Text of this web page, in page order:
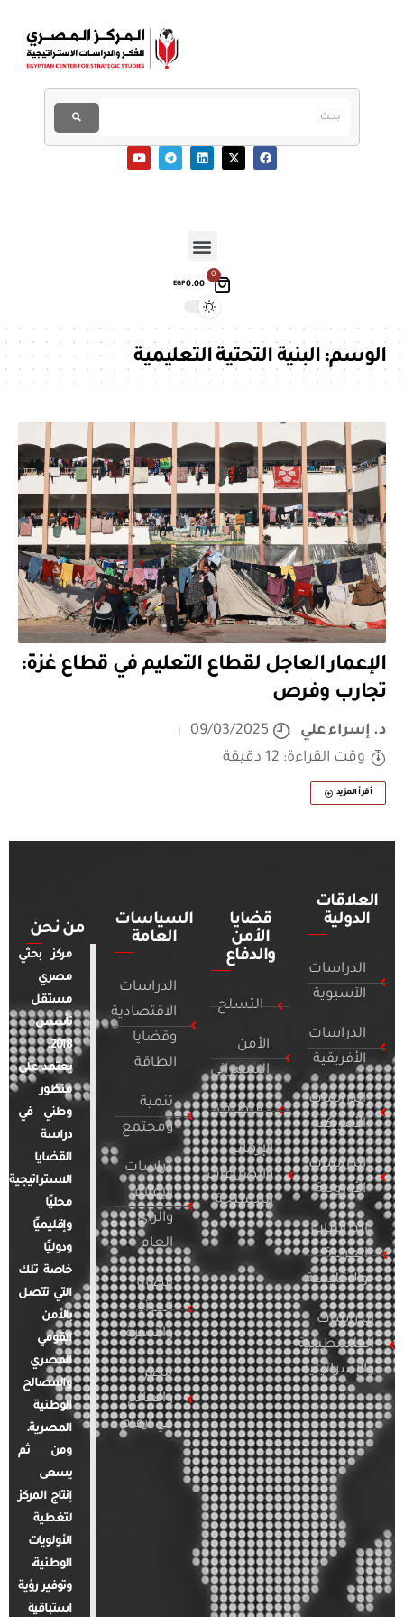
0
EGP0.00
الوسم:البنية التحتية التعليمية
الإعمار العاجل لقطاع التعليم في قطاع غزة:
تجارب وفرص
د. إسراء علي
09/03/2025
وقت القراءة: 12 دقيقة
أقرأ المزيد
العلاقات
الدولية
الدراسات
الآسيوية
الدراسات
الأفريقية
الدراسات
الأمريكية
الدراسات
الأوروبية
الدراسات
العربية
والإقليمية
الدراسات
الفلسطينية
والإسرائيلية
قضايا
الأمن
والدفاع
التسلح
الأمن
السيبراني
التطرف
الإرهاب
والصراعات
المسلحة
السياسات
العامة
الدراسات
الاقتصادية
وقضايا
الطاقة
تنمية
ومجتمع
دراسات
الإعلام
والرأي
العام
قضايا
المرأة
والأسرة
مصر
والعالم
في أرقام
من نحن
مركز بحثي
مصري
مستقل
تأسس
2018.
يعتمد على
منظور
وطني في
دراسة
القضايا
الاستراتيجية
محليًا
وإقليميًا
ودوليًا
خاصة تلك
التي تتصل
بالأمن
القومي
المصري
والمصالح
الوطنية
المصرية.
ومن ثم
يسعى
إنتاج المركز
لتغطية
الأولويات
الوطنية،
وتوفير رؤية
استباقية